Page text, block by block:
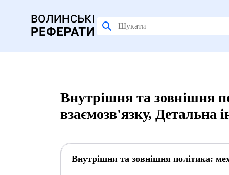
Внутрішня та зовнішня
взаємозв'язку, Детальна
Внутрішня та зовнішня політика: